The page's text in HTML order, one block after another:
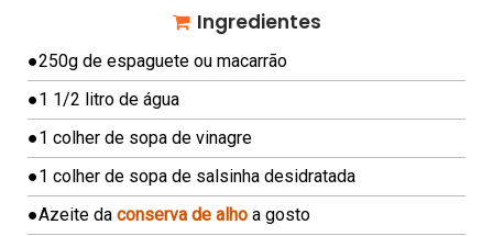
P
É
S
C
H
E
Ingredientes
●250g de espaguete ou macarrão
●1 1/2 litro de água
●1 colher de sopa de vinagre
●1 colher de sopa de salsinha desidratada
●Azeite da conserva de alhoa gosto